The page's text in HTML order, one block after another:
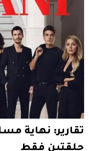
تقارير: نهاية
حلقتين فقط